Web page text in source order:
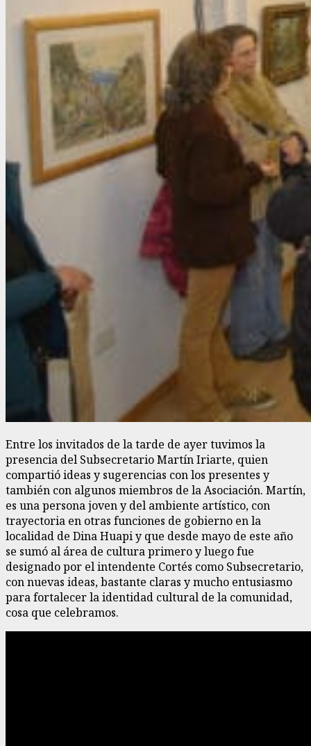
Entre los invitados de la tarde de ayer tuvimos la
presencia del Subsecretario Martín Iriarte, quien
compartió ideas y sugerencias con los presentes y
también con algunos miembros de la Asociación. Martín,
es una persona joven y del ambiente artístico, con
trayectoria en otras funciones de gobierno en la
localidad de Dina Huapi y que desde mayo de este año
se sumó al área de cultura primero y luego fue
designado por el intendente Cortés como Subsecretario,
con nuevas ideas, bastante claras y mucho entusiasmo
para fortalecer la identidad cultural de la comunidad,
cosa que celebramos.